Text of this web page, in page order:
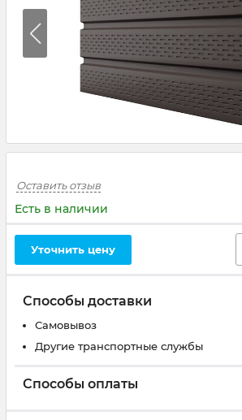
Оставить отзыв
Есть в наличии
Уточнить цену
Способы доставки
Самовывоз
Другие транспортные службы
Способы оплаты